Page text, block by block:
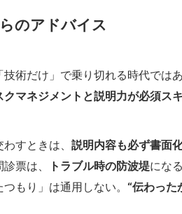
のアドバイス
術だけ」で乗り切れる時代ではあ
クマネジメントと説明力が必須ス
すときは、 説明内容も必ず書面
票は、
トラブル時の防波堤になる
つもり」は通用しない。 “伝わった